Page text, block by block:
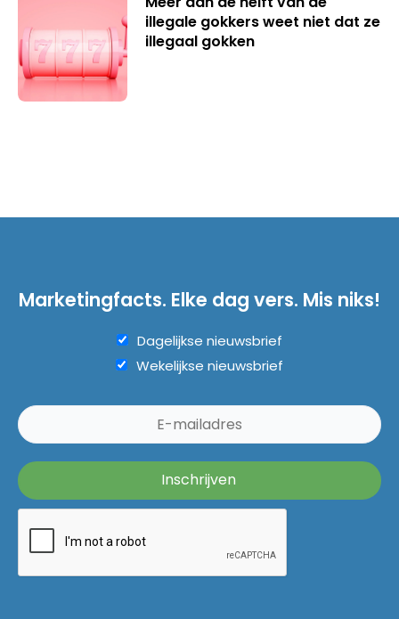
illegale gokkers weet niet dat ze
illegaal gokken
Marketingfacts. Elke dag vers. Mis niks!
Dagelijkse nieuwsbrief
Wekelijkse nieuwsbrief